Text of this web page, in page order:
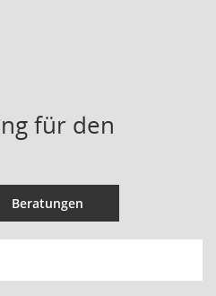
für den
Beratungen